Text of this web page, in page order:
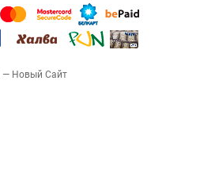
— Новый Сайт